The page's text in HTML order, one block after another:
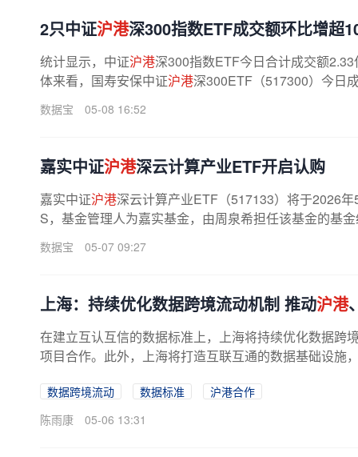
2只中证沪港深300指数ETF成交额环比增超
统计显示，中证沪港深300指数ETF今日合计成交额
体来看，国寿安保中证沪港深300ETF（517300）今日
数据宝 05-08 16:52
嘉实中证沪港深云计算产业ETF开启认购
嘉实中证沪港深云计算产业ETF（517133）将于2026
S，基金管理人为嘉实基金，由周泉希担任该基金的基
数据宝 05-07 09:27
上海：持续优化数据跨境流动机制 推动沪港
在建立互认互信的数据标准上，上海将持续优化数据跨
项目合作。此外，上海将打造互联互通的数据基础设施
数据跨境流动 数据标准
沪港合作
陈雨康
05-06 13:31